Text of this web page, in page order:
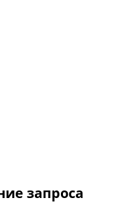
запроса